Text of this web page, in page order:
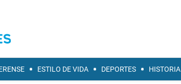
ESTILO DE VIDA DEPORTES HISTORIA